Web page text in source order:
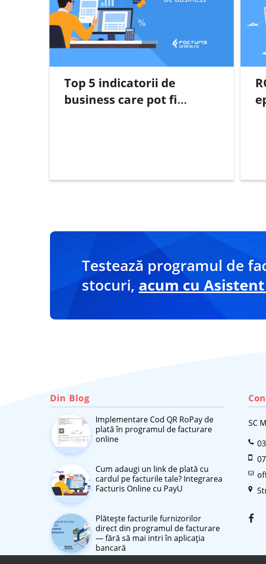
Top 5 indicatorii de
business care pot fi
Testează programul de
stocuri, acum cu
Din Blog
Implementare Cod QR RoPay de
plată în programul de facturare
online
Cum adaugi un link de plată cu
cardul pe facturile tale? Integrarea
Facturis Online cu PayU
Plătește facturile furnizorilor
direct din programul de facturare
— fără să mai intri în aplicația
bancară
SC